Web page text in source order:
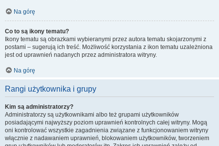
Na górę
Co to są ikony tematu?
Ikony tematu są obrazkami wybieranymi przez autora tematu skojarzonymi z
postami – sugerują ich treść. Możliwość korzystania z ikon tematu uzależniona
jest od uprawnień nadanych przez administratora witryny.
Na górę
Rangi użytkownika i grupy
Kim są administratorzy?
Administratorzy są użytkownikami albo też grupami użytkowników
posiadającymi najwyższy poziom uprawnień kontrolnych całej witryny. Mogą
oni kontrolować wszystkie zagadnienia związane z funkcjonowaniem witryny
włącznie z nadawaniem uprawnień, blokowaniem użytkowników, tworzeniem